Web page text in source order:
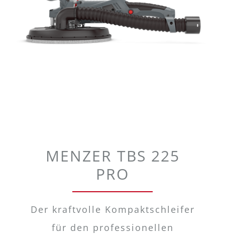
MENZER TBS 225
PRO
Der kraftvolle Kompaktschleifer
für den professionellen